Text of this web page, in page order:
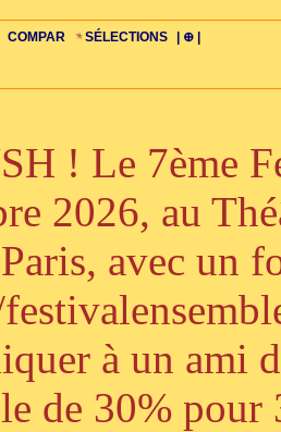
HISTOIRE PAYS STYLES-ÉCOLES
LIENS RADIOS VIDÉOS PLAN FAQS
COMPAR
ŒUVRES BIOGRAPHIES PERSPECTIVE
SÉLECTIONS
COMPO-INDIV ŒUVRES-INDIV
| ⊕ |
REC BONUS-ROMANS BONUS-FILMS
CELLO-C
ALTO-C
VIOLON-C
PIANO-CONC GRAND-
! Le 7ème
2026, au
avec un
à un ami
de 30% pour